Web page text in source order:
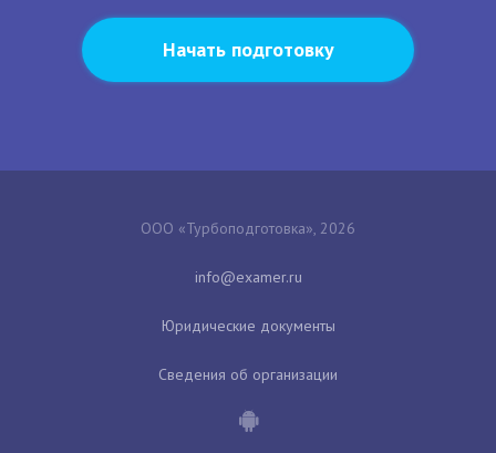
Начать подготовку
ООО «Турбоподготовка», 2026
Юридические документы
Сведения об организации